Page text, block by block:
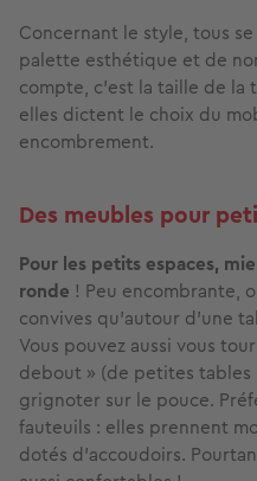
Concernant le style, tous
palette esthétique et de
compte, c’est la taille de
elles dictent le choix du
encombrement.
Des meubles pour
Pour les petits espaces,
ronde ! Peu encombrante,
convives qu’autour d’une
Vous pouvez aussi vous
debout » (de petites
grignoter sur le pouce.
fauteuils : elles prennent
dotés d’accoudoirs.